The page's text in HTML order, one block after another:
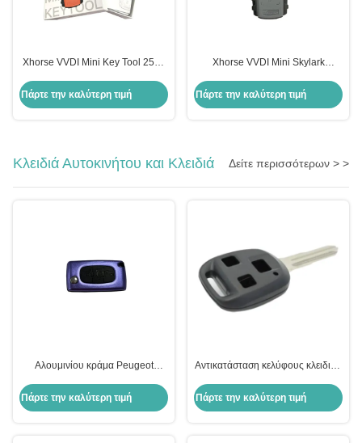
Xhorse VVDI Mini Key Tool 250g
Τηλεχειριστηρίων για Γενικά
Αυτοκίνητα
Πάρτε την καλύτερη τιμή
Xhorse VVDI Mini Skylark
τηλεχειριστήριο προγραμματιστή
κλειδιού
Πάρτε την καλύτερη τιμή
Κλειδιά Αυτοκινήτου και Κλειδιά Δείτε περισσότερων > >
Αλουμινίου κράμα Peugeot
Shell κλειδί για την αντικατάσταση
Peugeot Purple
Πάρτε την καλύτερη τιμή
Αντικατάσταση κελύφους κλειδιού
τηλεχειριστήριο 3 κουμπιών Isuzu,
ανθεκτικό
Πάρτε την καλύτερη τιμή